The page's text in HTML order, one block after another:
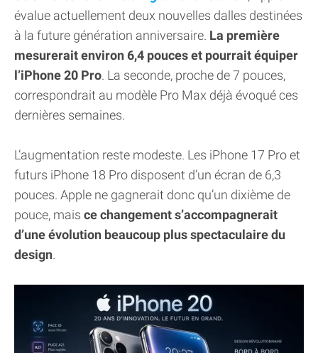
évalue actuellement deux nouvelles dalles destinées
à la future génération anniversaire. La première
mesurerait environ 6,4 pouces et pourrait équiper
l’iPhone 20 Pro. La seconde, proche de 7 pouces,
correspondrait au modèle Pro Max déjà évoqué ces
dernières semaines.
L’augmentation reste modeste. Les iPhone 17 Pro et
futurs iPhone 18 Pro disposent d’un écran de 6,3
pouces. Apple ne gagnerait donc qu’un dixième de
pouce, mais ce changement s’accompagnerait
d’une évolution beaucoup plus spectaculaire du
design.